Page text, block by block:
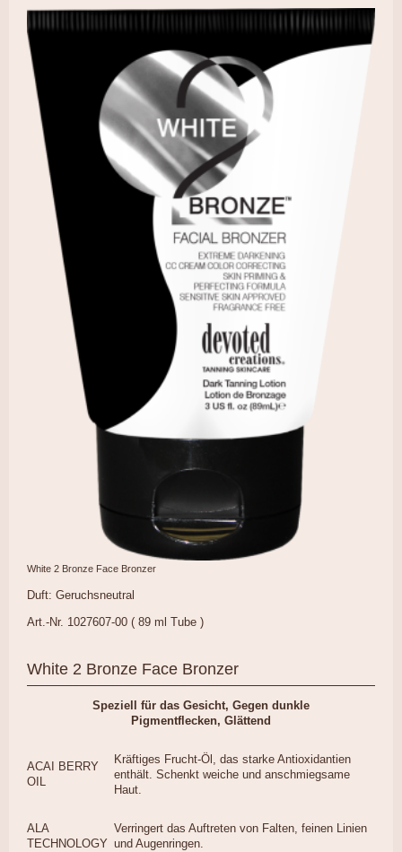
White 2 Bronze Face Bronzer
Duft: Geruchsneutral
Art.-Nr. 1027607-00 ( 89 ml Tube )
White 2 Bronze Face Bronzer
Speziell für das Gesicht, Gegen dunkle
Pigmentflecken, Glättend
ACAI BERRY
OIL
Kräftiges Frucht-Öl, das starke Antioxidantien
enthält. Schenkt weiche und anschmiegsame
Haut.
ALA
TECHNOLOGY
Verringert das Auftreten von Falten, feinen Linien
und Augenringen.